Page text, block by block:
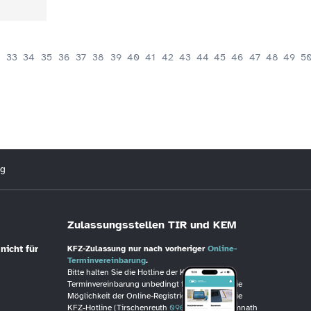
33 34 35 36 37 38 39 40 41 42 43 44 45 46 47 48 49
für
Zulassungsstellen TIR und KEM
KFZ-Zulassung nur nach vorheriger Online-
Terminvereinbarung.
Bitte halten Sie die Hotline der KFZ-
Terminvereinbarung unbedingt frei, wenn Sie die
Möglichkeit der Online-Registrierung haben. Die
KFZ-Hotline (Tirschenreuth 09631/88246 , Kemnath